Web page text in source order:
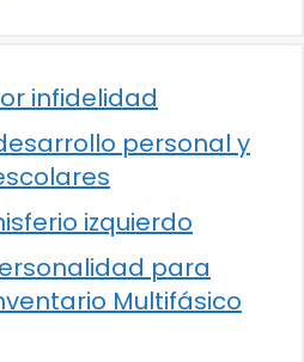
infidelidad
personal y
izquierdo
para
Multifásico